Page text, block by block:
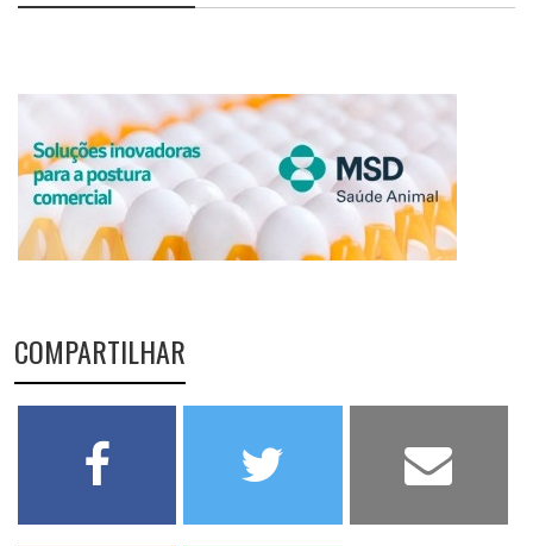
COMPARTILHAR